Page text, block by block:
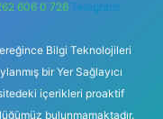
606 0 726 Telegram:
Bilgi Teknolojileri
bir Yer Sağlayıcı
içerikleri proaktif
bulunmamaktadır.